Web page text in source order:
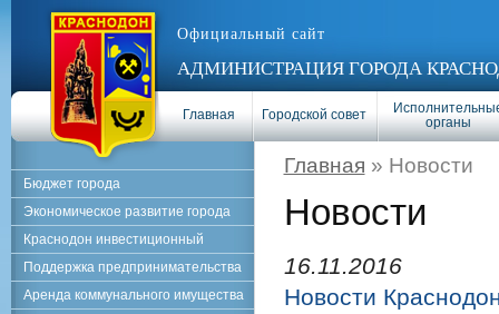
Официальный сайт
АДМИНИСТРАЦИЯ ГОРОДА
Главная Городской совет
органы
Главная » Новости
Новости
16.11.2016
Новости
Бюджет города
Экономическое развитие города
Краснодон инвестиционный
Поддержка предпринимательства
Аренда коммунального имущества